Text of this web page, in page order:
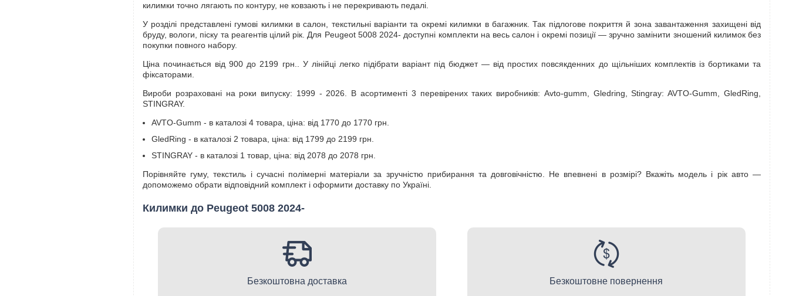
килимки точно лягають по контуру, не ковзають і не перекривають педалі.
У розділі представлені гумові килимки в салон, текстильні варіанти та окремі килимки в багажник. Так підлогове покриття й зона завантаження захищені від
бруду, вологи, піску та реагентів цілий рік. Для Peugeot 5008 2024- доступні комплекти на весь салон і окремі позиції — зручно замінити зношений килимок без
покупки повного набору.
Ціна починається від 900 до 2199 грн.. У лінійці легко підібрати варіант під бюджет — від простих повсякденних до щільніших комплектів із бортиками та
фіксаторами.
Вироби розраховані на роки випуску: 1999 - 2026. В асортименті 3 перевірених таких виробників: Avto-gumm, Gledring, Stingray: AVTO-Gumm, GledRing,
STINGRAY.
AVTO-Gumm - в каталозі 4 товара, ціна: від 1770 до 1770 грн.
GledRing - в каталозі 2 товара, ціна: від 1799 до 2199 грн.
STINGRAY - в каталозі 1 товар, ціна: від 2078 до 2078 грн.
Порівняйте гуму, текстиль і сучасні полімерні матеріали за зручністю прибирання та довговічністю. Не впевнені в розмірі? Вкажіть модель і рік авто —
допоможемо обрати відповідний комплект і оформити доставку по Україні.
Килимки до Peugeot 5008 2024-
Безкоштовна доставка Безкоштовне повернення